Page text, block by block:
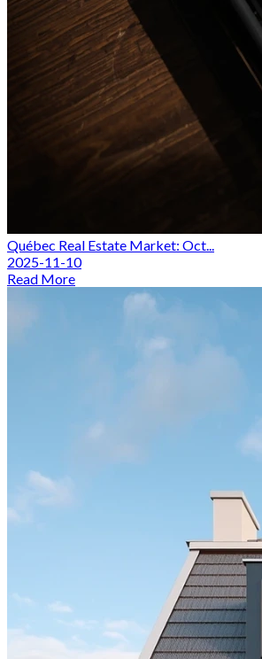
Québec Real Estate Market: Oct...
2025-11-10
Read More